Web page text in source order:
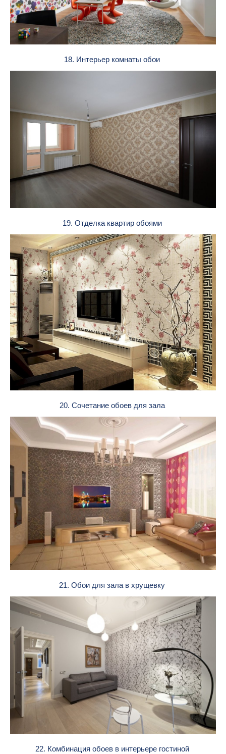
18. Интерьер комнаты обои
19. Отделка квартир обоями
20. Сочетание обоев для зала
21. Обои для зала в хрущевку
22. Комбинация обоев в интерьере гостиной